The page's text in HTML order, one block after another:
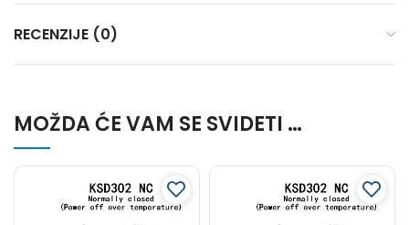
RECENZIJE (0)
MOŽDA ĆE VAM SE SVIDETI …